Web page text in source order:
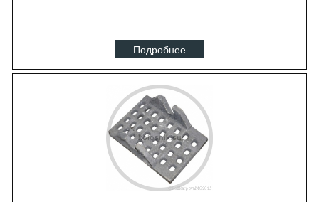
Подробнее